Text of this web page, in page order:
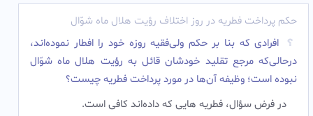
حکم پرداخت فطریه در روز اختلاف رؤیت هلال ماه شوّال
افرادی که بنا بر حکم ولی‌فقیه روزه خود را افطار نموده‌اند،
درحالی‌که مرجع تقلید خودشان قائل به رؤیت هلال ماه شوّال
نبوده است؛ وظیفه آن‌ها در مورد پرداخت فطریه چیست؟
در فرض سؤال، فطریه هایی که داده‌اند کافی است.